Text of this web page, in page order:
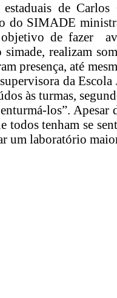
estaduais de
do SIMADE
de fazer
realizam
presença, até
da
às turmas,
los”. Apesar
todos tenham se
um laboratório